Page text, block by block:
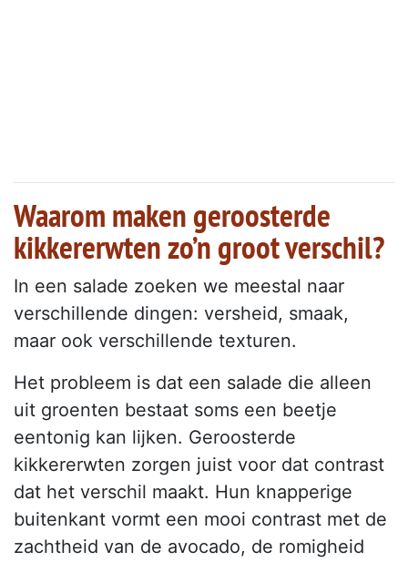
Waarom maken geroosterde
kikkererwten zo’n groot verschil?
In een salade zoeken we meestal naar
verschillende dingen: versheid, smaak,
maar ook verschillende texturen.
Het probleem is dat een salade die alleen
uit groenten bestaat soms een beetje
eentonig kan lijken. Geroosterde
kikkererwten zorgen juist voor dat contrast
dat het verschil maakt. Hun knapperige
buitenkant vormt een mooi contrast met de
zachtheid van de avocado, de romigheid